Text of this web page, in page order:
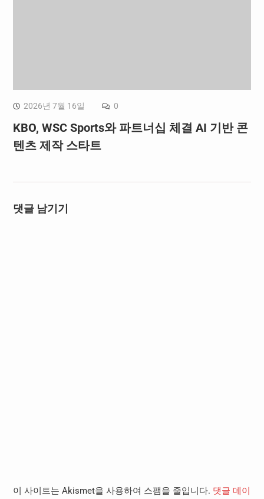
2026년 7월 16일 0
KBO, WSC Sports와 파트너십 체결 AI 기반 콘
텐츠 제작 스타트
댓글 남기기
이 사이트는 Akismet을 사용하여 스팸을 줄입니다. 댓글 데이